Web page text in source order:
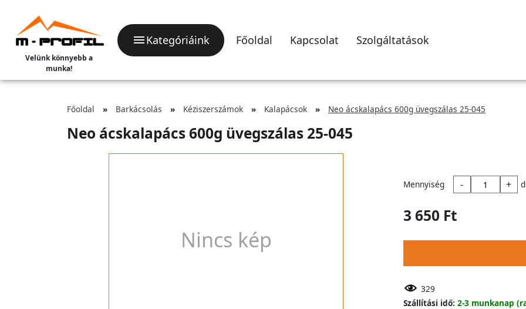
Velünk könnyebb a
munka!
Kategóriáink Főoldal Kapcsolat Szolgáltatások
Főoldal Barkácsolás Kéziszerszámok Kalapácsok Neo ácskalapács 600g üvegszálas 25-045
Neo ácskalapács 600g üvegszálas 25-045
Nincs kép
Mennyiség - +
3 650 Ft
329
Szállítási idő: 2-3 munkanap